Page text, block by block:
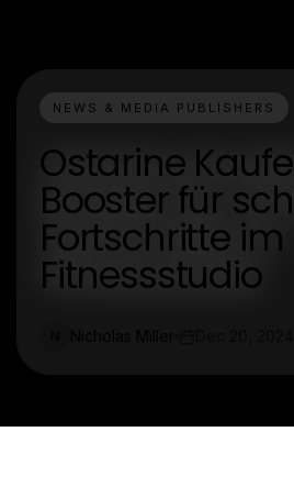
NEWS & MEDIA PUBLISHERS
Ostarine
Booster für
Fortschritte im
Fitnessstudio